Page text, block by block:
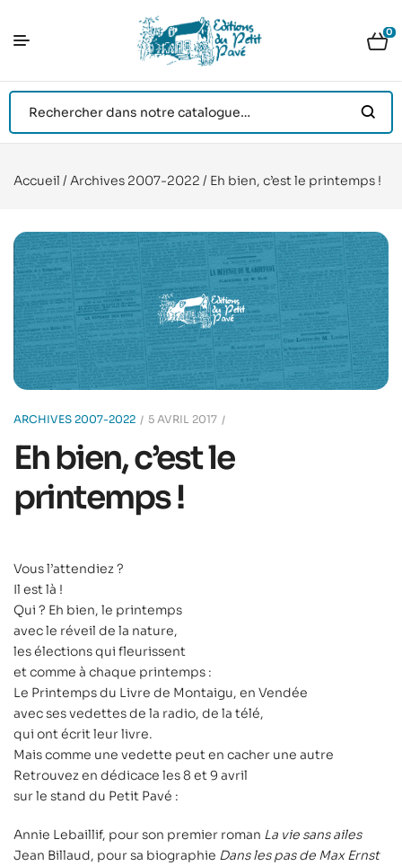
0
Accueil / Archives 2007-2022 / Eh bien, c’est le printemps !
ARCHIVES 2007-2022 5 AVRIL 2017
Eh bien, c’est le
printemps !
Vous l’attendiez ?
Il est là !
Qui ? Eh bien, le printemps
avec le réveil de la nature,
les élections qui fleurissent
et comme à chaque printemps :
Le Printemps du Livre de Montaigu, en Vendée
avec ses vedettes de la radio, de la télé,
qui ont écrit leur livre.
Mais comme une vedette peut en cacher une autre
Retrouvez en dédicace les 8 et 9 avril
sur le stand du Petit Pavé :
Annie Lebaillif, pour son premier roman La vie sans ailes
Jean Billaud, pour sa biographie Dans les pas de Max Ernst